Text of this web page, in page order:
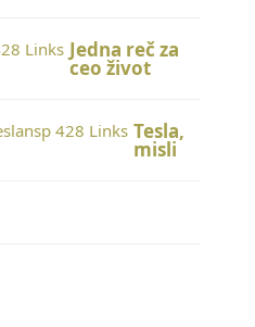
Jedna reč za
ceo život
Tesla,
misli